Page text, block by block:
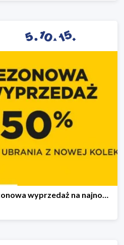
Sezonowa wyprzedaż na najnowszą kolekcję do -50%